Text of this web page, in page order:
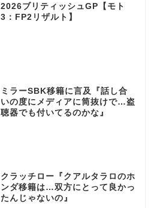
2026ブリティッシュGP【モト
3：FP2リザルト】
ミラーSBK移籍に言及『話し合
いの度にメディアに筒抜けで…盗
聴器でも付いてるのかな』
クラッチロー『クアルタラロのホ
ンダ移籍は…双方にとって良かっ
たんじゃないの』